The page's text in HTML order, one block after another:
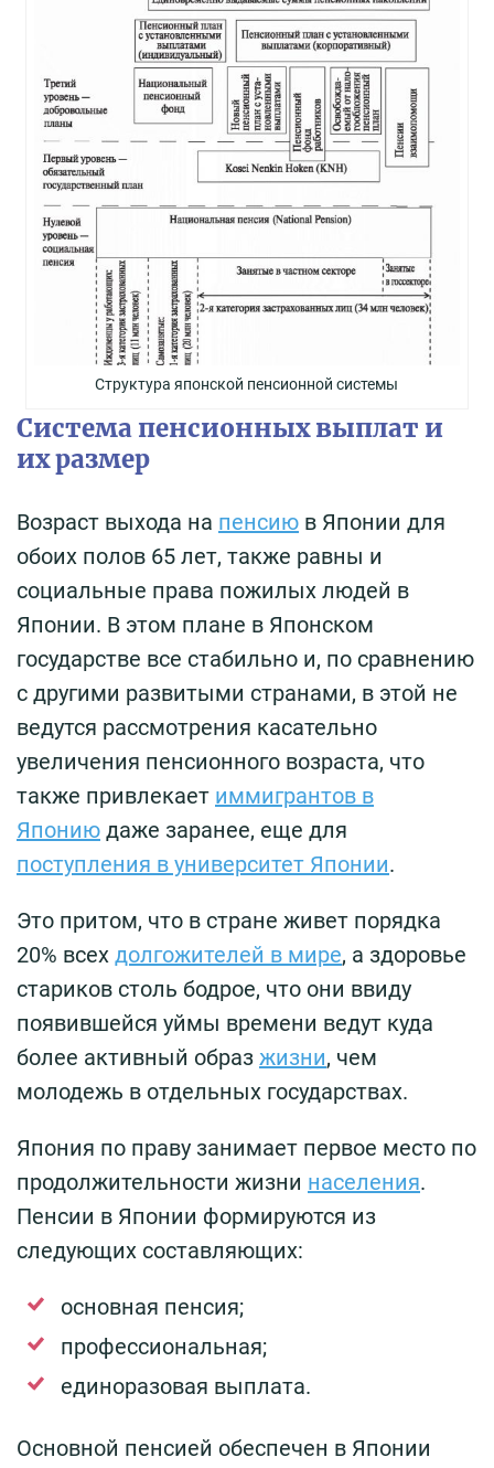
Структура японской пенсионной системы
Система пенсионных выплат и
их размер
Возраст выхода на пенсию в Японии для
обоих полов 65 лет, также равны и
социальные права пожилых людей в
Японии. В этом плане в Японском
государстве все стабильно и, по сравнению
с другими развитыми странами, в этой не
ведутся рассмотрения касательно
увеличения пенсионного возраста, что
также привлекает иммигрантов в
Японию даже заранее, еще для
поступления в университет Японии.
Это притом, что в стране живет порядка
20% всех долгожителей в мире, а здоровье
стариков столь бодрое, что они ввиду
появившейся уймы времени ведут куда
более активный образ жизни, чем
молодежь в отдельных государствах.
Япония по праву занимает первое место по
продолжительности жизни населения.
Пенсии в Японии формируются из
следующих составляющих:
основная пенсия;
профессиональная;
единоразовая выплата.
Основной пенсией обеспечен в Японии